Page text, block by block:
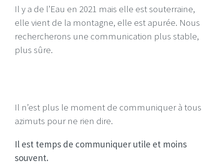
Il y a de l’Eau en 2021 mais elle est souterraine,
elle vient de la montagne, elle est apurée. Nous
rechercherons une communication plus stable,
plus sûre.
Il n’est plus le moment de communiquer à tous
azimuts pour ne rien dire.
Il est temps de communiquer utile et moins
souvent.